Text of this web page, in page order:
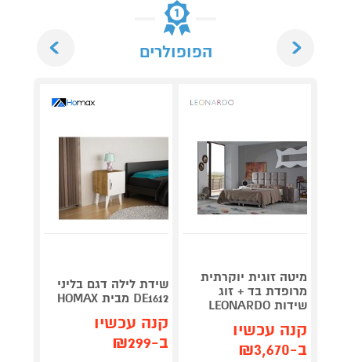
הפופולרים
מיטה זוגית יוקרתית
מרופדת בד + זוג
שידות LEONARDO
קנה עכשיו
ב-₪3,670
שידת לילה דגם בליני
DE1612 מבית HOMAX
קנה עכשיו
ב-₪299